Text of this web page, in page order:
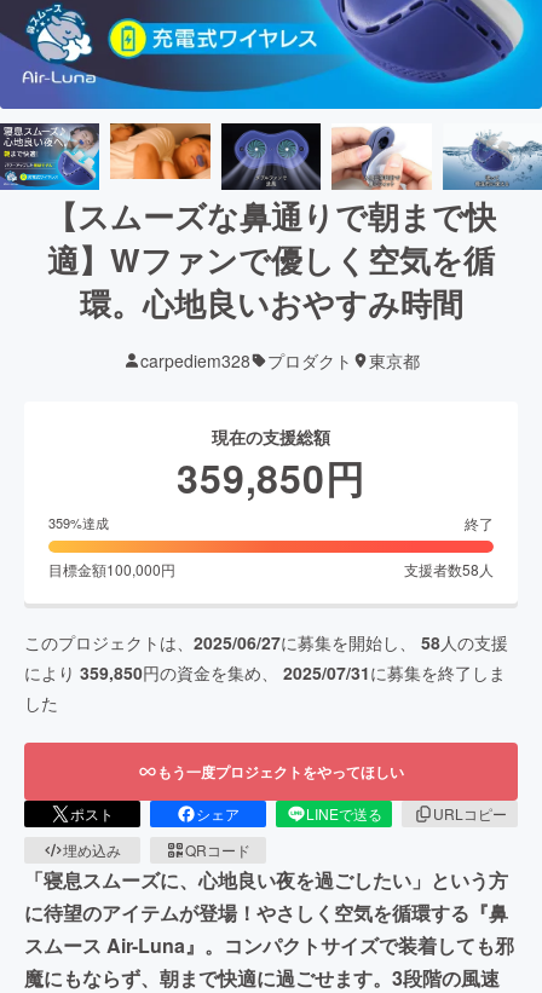
【スムーズな鼻通りで朝まで快
適】Wファンで優しく空気を循
環。心地良いおやすみ時間
carpediem328 プロダクト 東京都
現在の支援総額
359,850円
359%達成 終了
目標金額100,000円 支援者数58 人
このプロジェクトは、 2025/06/27に募集を開始し、 58人の支援
により 359,850円の資金を集め、 2025/07/31に募集を終了しま
した
もう一度プロジェクトをやってほしい
ポスト シェア LINEで送る
URLコピー
埋め込み
QRコード
「寝息スムーズに、心地良い夜を過ごしたい」という方
に待望のアイテムが登場！やさしく空気を循環する『鼻
スムース Air-Luna』。コンパクトサイズで装着しても邪
魔にもならず、朝まで快適に過ごせます。3段階の風速